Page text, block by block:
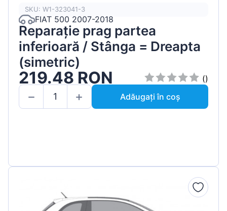
SKU: W1-323041-3
FIAT 500 2007-2018
Reparație prag partea
inferioară / Stânga = Dreapta
(simetric)
219.48 RON
()
Adăugați în coș